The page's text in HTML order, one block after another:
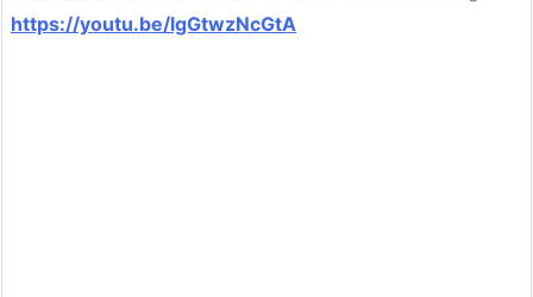
https://youtu.be/lgGtwzNcGtA